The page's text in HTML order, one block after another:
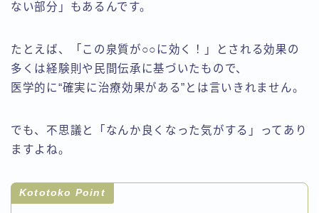
ない部分」もあるんです。
たとえば、「この泉質が○○に効く！」とされる効果の
多くは経験則や民間伝承に基づいたもので、
医学的に“確実に治療効果がある”とは言いきれません。
でも、不思議と「なんか良くなった気がする」ってあり
ますよね。
Kototoko Point